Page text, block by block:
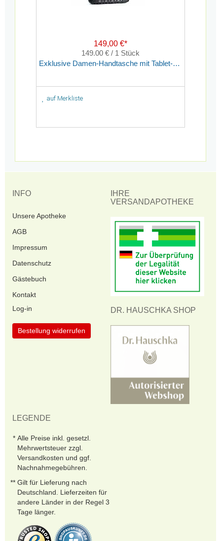
149,00 €*
149.00 € / 1 Stück
Exklusive Damen-Handtasche mit Tablet-Fach
auf Merkliste
INFO
Unsere Apotheke
AGB
Impressum
Datenschutz
Gästebuch
Kontakt
Log-in
Bestellung widerrufen
IHRE
VERSANDAPOTHEKE
DR. HAUSCHKA SHOP
LEGENDE
Alle Preise inkl. gesetzl.
Mehrwertsteuer zzgl.
Versandkosten und ggf.
Nachnahmegebühren.
Gilt für Lieferung nach
Deutschland. Lieferzeiten für
andere Länder in der Regel 3
Tage länger.